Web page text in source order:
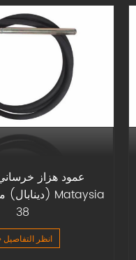
عمود هزاز
38
انظر التفاصيل